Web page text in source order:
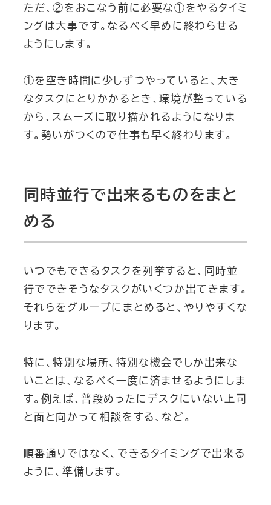
ただ、②をおこなう前に必要な①をやるタイミ
ングは大事です。なるべく早めに終わらせる
ようにします。
①を空き時間に少しずつやっていると、大き
なタスクにとりかかるとき、環境が整っている
から、スムーズに取り描かれるようになりま
す。勢いがつくので仕事も早く終わります。
同時並行で出来るものをまと
める
いつでもできるタスクを列挙すると、同時並
行でできそうなタスクがいくつか出てきます。
それらをグループにまとめると、やりやすくな
ります。
特に、特別な場所、特別な機会でしか出来な
いことは、なるべく一度に済ませるようにしま
す。例えば、普段めったにデスクにいない上司
と面と向かって相談をする、など。
順番通りではなく、できるタイミングで出来る
ように、準備します。